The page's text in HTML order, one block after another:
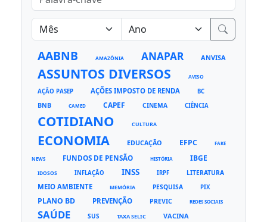
AABNB AMAZÔNIA ANAPAR ANVISA
ASSUNTOS DIVERSOS AVISO
AÇÃO PASEP AÇÕES IMPOSTO DE RENDA BC
BNB CAMED CAPEF CINEMA CIÊNCIA
COTIDIANO CULTURA
ECONOMIA EDUCAÇÃO EFPC FAKE
NEWS FUNDOS DE PENSÃO HISTÓRIA IBGE
IDOSOS INFLAÇÃO INSS IRPF LITERATURA
MEIO AMBIENTE MEMÓRIA PESQUISA PIX
PLANO BD PREVENÇÃO PREVIC REDES SOCIAIS
SAÚDE SUS TAXA SELIC VACINA